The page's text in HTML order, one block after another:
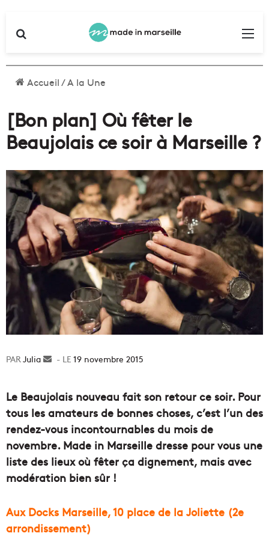
Accueil/A la Une
[Bon plan] Où fêter le
Beaujolais ce soir à Marseille ?
Julia
Envoyer19 novembre 2015
Le Beaujolais nouveau fait son retour ce soir. Pour
tous les amateurs de bonnes choses, c’est l’un des
rendez-vous incontournables du mois de
novembre. Made in Marseille dresse pour vous une
liste des lieux où fêter ça dignement, mais avec
modération bien sûr !
Aux Docks Marseille, 10 place de la Joliette (2e
arrondissement)